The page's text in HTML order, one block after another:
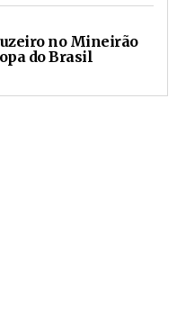
no Mineirão
do Brasil